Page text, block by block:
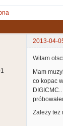
2013-04-
Witam
Mam
co kopac
Zależy też